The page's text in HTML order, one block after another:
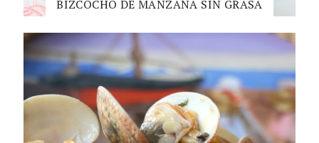
BIZCOCHO DE MANZANA SIN GRASA